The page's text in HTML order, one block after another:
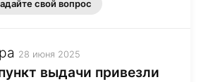
свой вопрос
28 июня 2025
выдачи привезли